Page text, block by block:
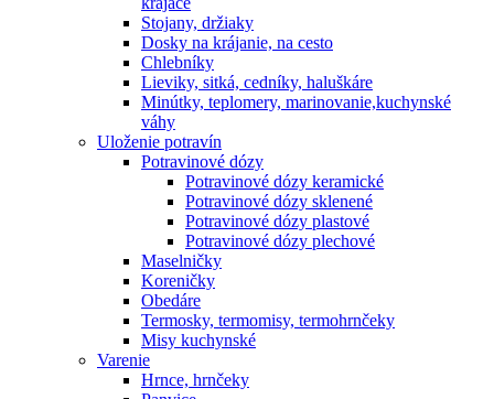
Stojany, držiaky
Dosky na krájanie, na cesto
Chlebníky
Lieviky, sitká, cedníky, haluškáre
Minútky, teplomery, marinovanie,kuchynské
váhy
Uloženie potravín
Potravinové dózy
Potravinové dózy keramické
Potravinové dózy sklenené
Potravinové dózy plastové
Potravinové dózy plechové
Maselničky
Koreničky
Obedáre
Termosky, termomisy, termohrnčeky
Misy kuchynské
Varenie
Hrnce, hrnčeky